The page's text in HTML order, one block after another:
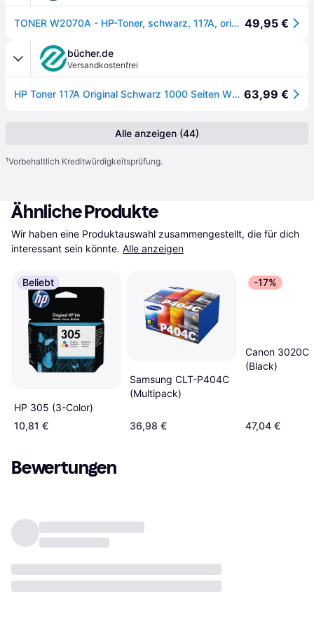
TONER W2070A - HP-Toner, schwarz, 117A, original 49,95 €
bücher.de
Versandkostenfrei
HP Toner 117A Original Schwarz 1000 Seiten W2070A 63,99 €
Alle anzeigen (44)
¹Vorbehaltlich Kreditwürdigkeitsprüfung.
Ähnliche Produkte
Wir haben eine Produktauswahl zusammengestellt, die für dich
interessant sein könnte. Alle anzeigen
Beliebt
HP 305 (3-Color)
10,81 €
Samsung CLT-P404C
(Multipack)
36,98 €
-17%
Canon
(Black)
47,04 €
Bewertungen